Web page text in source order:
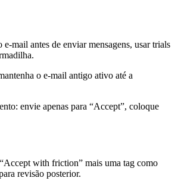
mail antes de enviar mensagens, usar trials
o e-mail antigo ativo até a
envie apenas para “Accept”, coloque
with friction” mais uma tag como
revisão posterior.